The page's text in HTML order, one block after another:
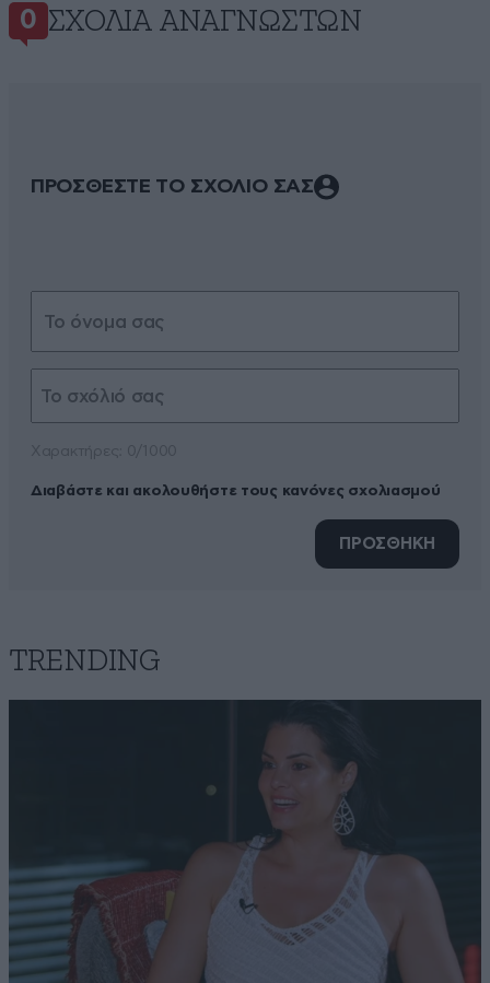
0 ΣΧΌΛΙΑ ΑΝΑΓΝΩΣΤΏΝ
ΠΡΟΣΘΕΣΤΕ ΤΟ ΣΧΟΛΙΟ ΣΑΣ
Διαβάστε και ακολουθήστε τους κανόνες σχολιασμού
ΠΡΟΣΘΗΚΗ
TRENDING